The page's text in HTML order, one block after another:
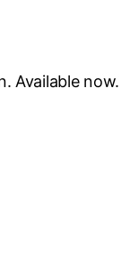
Available now.